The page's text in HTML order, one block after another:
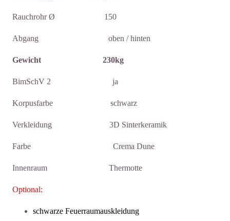
Rauchrohr Ø 150
Abgang oben / hinten
Gewicht 230kg
BimSchV 2 ja
Korpusfarbe schwarz
Verkleidung 3D Sinterkeramik
Farbe Crema Dune
Innenraum Thermotte
Optional:
schwarze Feuerraumauskleidung